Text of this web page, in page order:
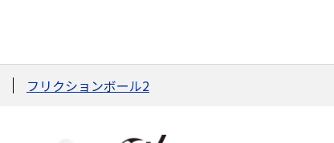
フリクションボール2